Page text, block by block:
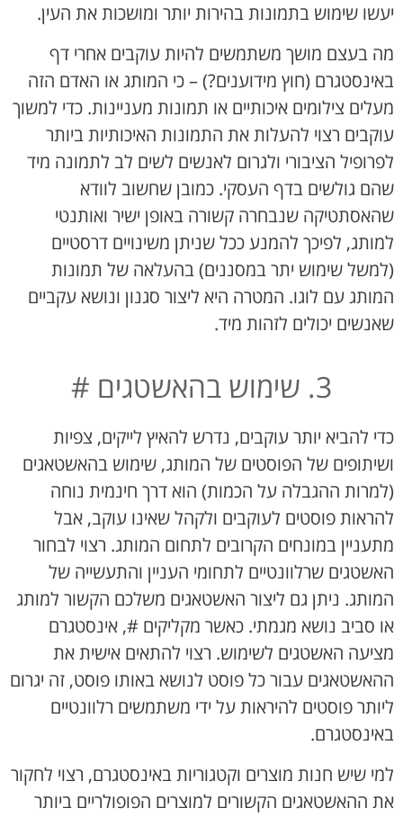
יעשו שימוש בתמונות בהירות יותר ומושכות את העין.
מה בעצם מושך משתמשים להיות עוקבים אחרי דף
באינסטגרם (חוץ מידוענים?) – כי המותג או האדם הזה
מעלים צילומים איכותיים או תמונות מעניינות. כדי למשוך
עוקבים רצוי להעלות את התמונות האיכותיות ביותר
לפרופיל הציבורי ולגרום לאנשים לשים לב לתמונה מיד
שהם גולשים בדף העסקי. כמובן שחשוב לוודא
שהאסתטיקה שנבחרה קשורה באופן ישיר ואותנטי
למותג, לפיכך להמנע ככל שניתן משינויים דרסטיים
(למשל שימוש יתר במסננים) בהעלאה של תמונות
המותג עם לוגו. המטרה היא ליצור סגנון ונושא עקביים
שאנשים יכולים לזהות מיד.
3. שימוש בהאשטגים #
כדי להביא יותר עוקבים, נדרש להאיץ לייקים, צפיות
ושיתופים של הפוסטים של המותג, שימוש בהאשטאגים
(למרות ההגבלה על הכמות) הוא דרך חינמית נוחה
להראות פוסטים לעוקבים ולקהל שאינו עוקב, אבל
מתעניין במונחים הקרובים לתחום המותג. רצוי לבחור
האשטגים שרלוונטיים לתחומי העניין והתעשייה של
המותג. ניתן גם ליצור האשטאגים משלכם הקשור למותג
או סביב נושא מגמתי. כאשר מקליקים #, אינסטגרם
מציעה האשטגים לשימוש. רצוי להתאים אישית את
ההאשטאגים עבור כל פוסט לנושא באותו פוסט, זה יגרום
ליותר פוסטים להיראות על ידי משתמשים רלוונטיים
באינסטגרם.
למי שיש חנות מוצרים וקטגוריות באינסטגרם, רצוי לחקור
את ההאשטאגים הקשורים למוצרים הפופולריים ביותר